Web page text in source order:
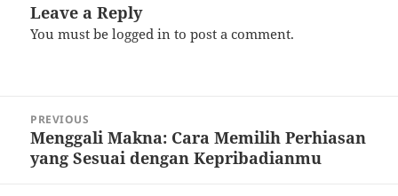
Leave a Reply
You must belogged in to post a comment.
navigation
PREVIOUS
Previous
post:
Menggali Makna: Cara Memilih Perhiasan
yang Sesuai dengan Kepribadianmu